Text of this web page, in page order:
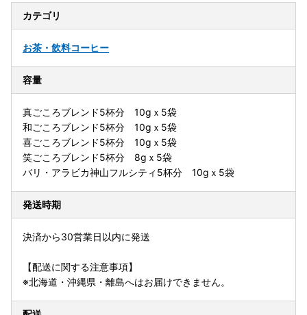
カテゴリ
お茶・飲料コーヒー
容量
真ごころブレンド5杯分 10gｘ5袋
和ごころブレンド5杯分 10gｘ5袋
喜ごころブレンド5杯分 10gｘ5袋
笑ごころブレンド5杯分 8gｘ5袋
バリ・アラビカ神山フルシティ5杯分 10gｘ5袋
発送時期
決済から30営業日以内に発送
【配送に関する注意事項】
※北海道・沖縄県・離島へはお届けできません。